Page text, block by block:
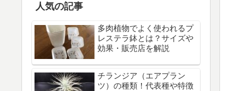
人気の記事
多肉植物でよく使われるプ
レステラ鉢とは？サイズや
効果・販売店を解説
チランジア（エアプラン
ツ）の種類！代表種や特徴